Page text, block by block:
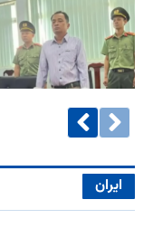
ایران